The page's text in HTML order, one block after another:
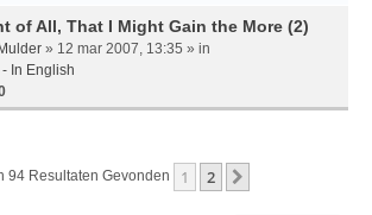
of All, That I Might Gain the More (2)
» 12 mar 2007, 13:35 » in
In English
94 Resultaten Gevonden 1 2